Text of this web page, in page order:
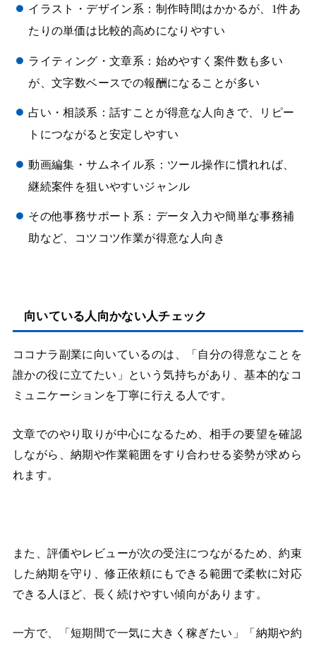
イラスト・デザイン系：制作時間はかかるが、1件あ
たりの単価は比較的高めになりやすい
ライティング・文章系：始めやすく案件数も多い
が、文字数ベースでの報酬になることが多い
占い・相談系：話すことが得意な人向きで、リピー
トにつながると安定しやすい
動画編集・サムネイル系：ツール操作に慣れれば、
継続案件を狙いやすいジャンル
その他事務サポート系：データ入力や簡単な事務補
助など、コツコツ作業が得意な人向き
向いている人向かない人チェック
ココナラ副業に向いているのは、「自分の得意なことを
誰かの役に立てたい」という気持ちがあり、基本的なコ
ミュニケーションを丁寧に行える人です。
文章でのやり取りが中心になるため、相手の要望を確認
しながら、納期や作業範囲をすり合わせる姿勢が求めら
れます。
また、評価やレビューが次の受注につながるため、約束
した納期を守り、修正依頼にもできる範囲で柔軟に対応
できる人ほど、長く続けやすい傾向があります。
一方で、「短期間で一気に大きく稼ぎたい」「納期や約